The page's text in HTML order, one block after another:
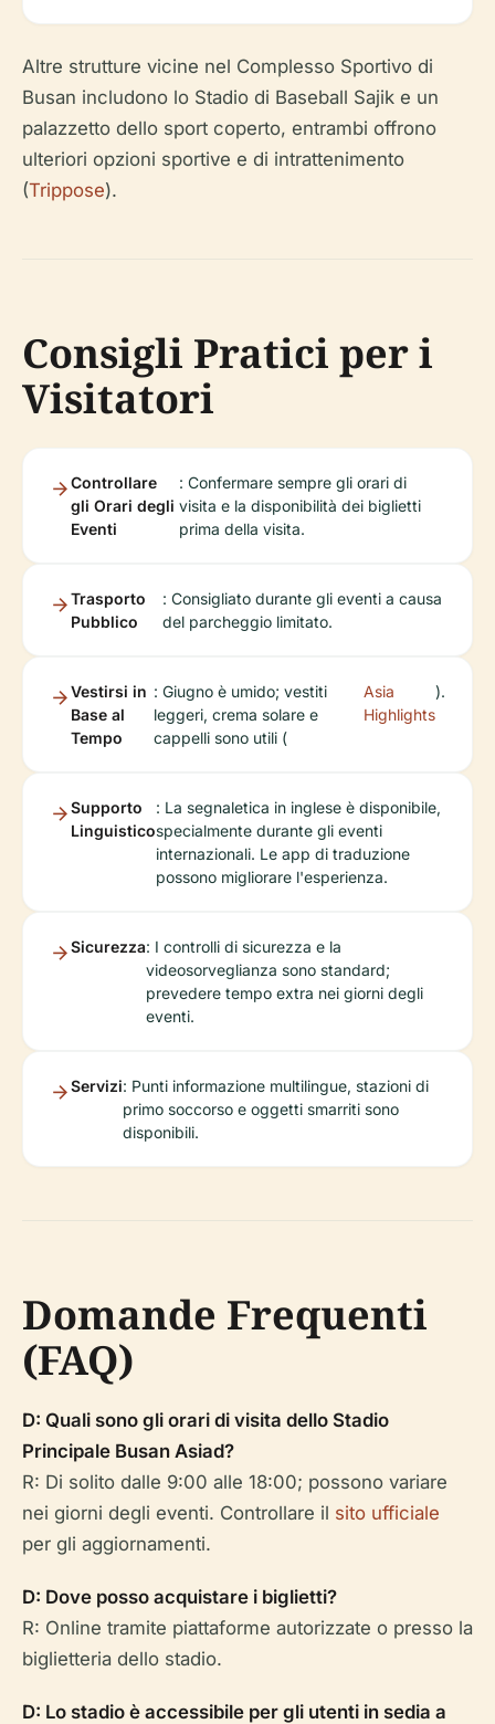
Altre strutture vicine nel Complesso Sportivo di
Busan includono lo Stadio di Baseball Sajik e un
palazzetto dello sport coperto, entrambi offrono
ulteriori opzioni sportive e di intrattenimento
(Trippose).
Consigli Pratici per i
Visitatori
Controllare
gli Orari degli
Eventi
: Confermare sempre gli orari di
visita e la disponibilità dei biglietti
prima della visita.
Trasporto
Pubblico
: Consigliato durante gli eventi a causa
del parcheggio limitato.
Vestirsi in
Base al
Tempo
: Giugno è umido; vestiti
leggeri, crema solare e
cappelli sono utili (
Asia
Highlights
).
Supporto
Linguistico
: La segnaletica in inglese è disponibile,
specialmente durante gli eventi
internazionali. Le app di traduzione
possono migliorare l'esperienza.
Sicurezza: I controlli di sicurezza e la
videosorveglianza sono standard;
prevedere tempo extra nei giorni degli
eventi.
Servizi: Punti informazione multilingue, stazioni di
primo soccorso e oggetti smarriti sono
disponibili.
Domande Frequenti
(FAQ)
D: Quali sono gli orari di visita dello Stadio
Principale Busan Asiad?
R: Di solito dalle 9:00 alle 18:00; possono variare
nei giorni degli eventi. Controllare il sito ufficiale
per gli aggiornamenti.
D: Dove posso acquistare i biglietti?
R: Online tramite piattaforme autorizzate o presso la
biglietteria dello stadio.
D: Lo stadio è accessibile per gli utenti in sedia a